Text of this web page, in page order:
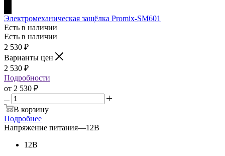
Электромеханическая защёлка Promix-SM601
Есть в наличии
Есть в наличии
2 530 ₽
Варианты цен
2 530 ₽
Подробности
от 2 530 ₽
В корзину
Подробнее
Напряжение питания—12В
12В